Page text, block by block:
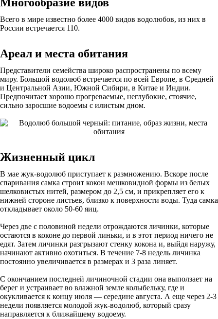
Всего в мире известно более 4000 видов водолюбов, из них в
России встречается 110.
Ареал и места обитания
Представители семейства широко распространены по всему
миру. Большой водолюб встречается по всей Европе, в Средней
и Центральной Азии, Южной Сибири, в Китае и Индии.
Предпочитает хорошо прогреваемые, неглубокие, стоячие,
сильно заросшие водоемы с илистым дном.
Жизненный цикл
В мае жук-водолюб приступает к размножению. Вскоре после
спаривания самка строит кокон мешковидной формы из белых
шелковистых нитей, размером до 2,5 см, и прикрепляет его к
нижней стороне листьев, близко к поверхности воды. Туда самка
откладывает около 50-60 яиц.
Через две с половиной недели отрождаются личинки, которые
остаются в коконе до первой линьки, и в этот период ничего не
едят. Затем личинки разгрызают стенку кокона и, выйдя наружу,
начинают активно охотиться. В течение 7-8 недель личинка
постоянно увеличивается в размерах и 3 раза линяет.
С окончанием последней личиночной стадии она выползает на
берег и устраивает во влажной земле колыбельку, где и
окукливается к концу июля — середине августа. А еще через 2-3
недели появляется молодой жук-водолюб, который сразу
направляется к ближайшему водоему.